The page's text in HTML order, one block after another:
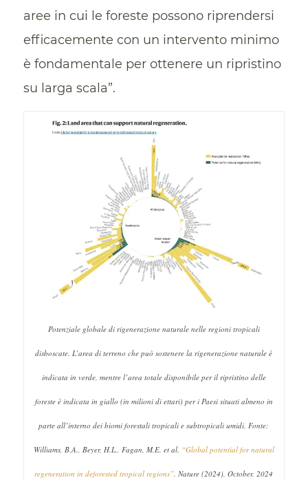
aree in cui le foreste possono riprendersi
efficacemente con un intervento minimo
è fondamentale per ottenere un ripristino
su larga scala”.
Potenziale globale di rigenerazione naturale nelle regioni tropicali
disboscate. L’area di terreno che può sostenere la rigenerazione naturale è
indicata in verde, mentre l’area totale disponibile per il ripristino delle
foreste è indicata in giallo (in milioni di ettari) per i Paesi situati almeno in
parte all’interno dei biomi forestali tropicali e subtropicali umidi. Fonte:
Williams, B.A., Beyer, H.L., Fagan, M.E. et al. “Global potential for natural
regeneration in deforested tropical regions”.Nature (2024), October. 2024